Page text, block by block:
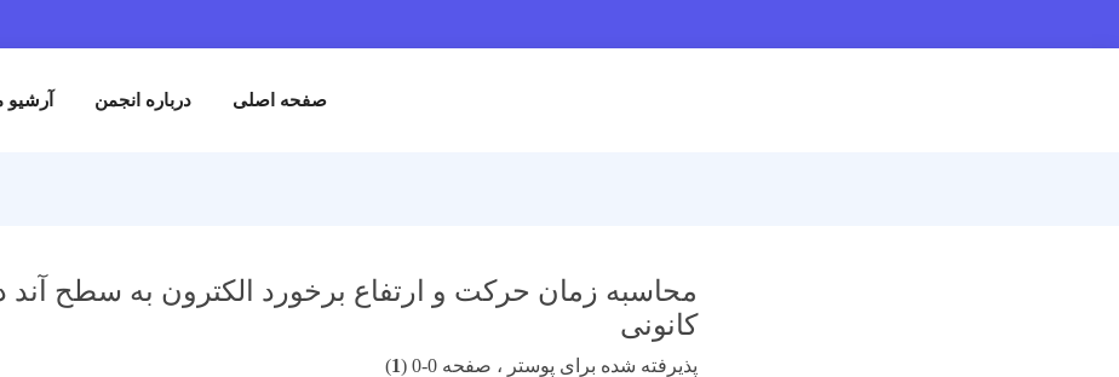
صفحه اصلی درباره انجمن آرشیو
محاسبه زمان حرکت و ارتفاع برخورد الکترون به سطح
کانونی
پذیرفته شده برای پوستر ، صفحه 0-0 ( 1
)